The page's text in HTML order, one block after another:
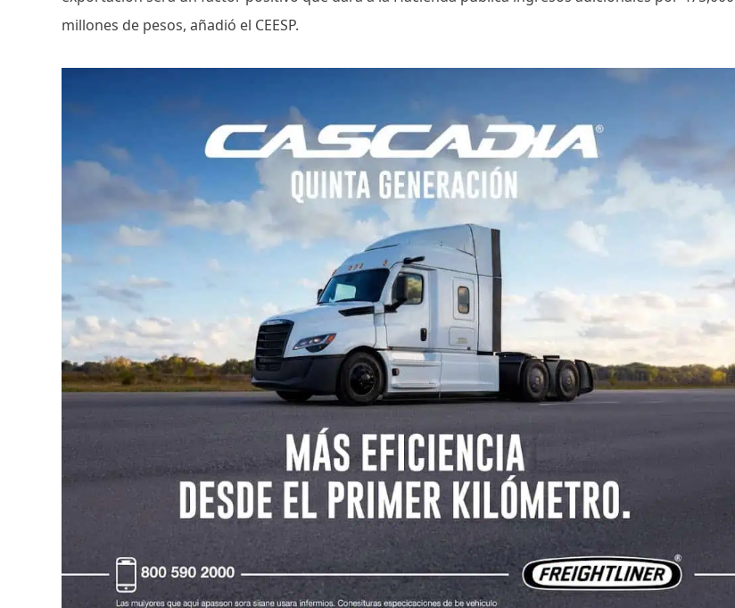
millones de pesos, añadió el CEESP.